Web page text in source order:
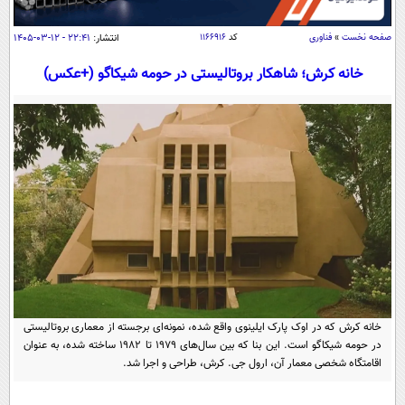
اقتصاد
اقتصادی
جامعه
سلامت
محیط زیست
بین الملل
سیاست خارجی
فرهنگ و هنر
فناوری و It
علمی
اخبار کریپتو
قرآن
گوناگون
سرگرمی
باشگاه مغز
مجله تصویری سلاح
فیلم
اقتصاد
ورزش
عصر ایران 2
خواندنی ها و دیدنی ها
آموزش زبان
صفحه نخست » فناوری کد۱۱۶۶۹۱۶ انتشار: ۲۲:۴۱ - ۱۲-۰۳-۱۴۰۵
خانه کرش؛ شاهکار بروتالیستی در حومه شیکاگو (+عکس)
خانه کرش که در اوک پارک ایلینوی واقع شده، نمونه‌ای برجسته از معماری بروتالیستی
در حومه شیکاگو است. این بنا که بین سال‌های ۱۹۷۹ تا ۱۹۸۲ ساخته شده، به عنوان
اقامتگاه شخصی معمار آن، ارول جی. کرش، طراحی و اجرا شد.